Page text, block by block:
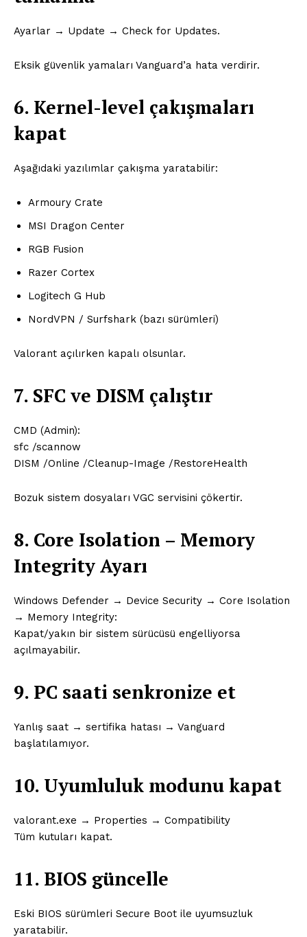
Ana Sayfa
Gizlilik Politikası
Ayarlar → Update → Check for Updates.
Eksik güvenlik yamaları Vanguard’a hata verdirir.
6. Kernel-level çakışmaları
kapat
Aşağıdaki yazılımlar çakışma yaratabilir:
Armoury Crate
MSI Dragon Center
RGB Fusion
Razer Cortex
Logitech G Hub
NordVPN / Surfshark (bazı sürümleri)
Valorant açılırken kapalı olsunlar.
7. SFC ve DISM çalıştır
CMD (Admin):
sfc /scannow
DISM /Online /Cleanup-Image /RestoreHealth
Bozuk sistem dosyaları VGC servisini çökertir.
8. Core Isolation – Memory
Integrity Ayarı
Windows Defender → Device Security → Core Isolation
→ Memory Integrity:
Kapat/yakın bir sistem sürücüsü engelliyorsa
açılmayabilir.
9. PC saati senkronize et
Yanlış saat → sertifika hatası → Vanguard
başlatılamıyor.
10. Uyumluluk modunu kapat
valorant.exe → Properties → Compatibility
Tüm kutuları kapat.
11. BIOS güncelle
Eski BIOS sürümleri Secure Boot ile uyumsuzluk
yaratabilir.